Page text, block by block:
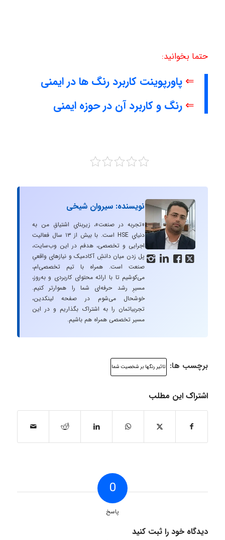
حتما بخوانید:
⇐ پاورپوینت کاربرد رنگ ها در ایمنی
⇐ رنگ و کاربرد آن در حوزه ایمنی
   
نویسنده: سیروان شیخی
«تجربه در صنعت»، زیربنایِ اشتیاقِ من به
دنیایِ HSE است. با بیش از ۱۳ سال فعالیت
اجرایی و تخصصی، هدفم در این وب‌سایت،
پل زدن میان دانشِ آکادمیک و نیازهای واقعیِ
صنعت است. همراه با تیم تخصصی‌ام،
می‌کوشیم تا با ارائه محتوای کاربردی و به‌روز،
مسیرِ رشد حرفه‌ای شما را هموارتر کنیم.
خوشحال می‌شوم در صفحه لینکدین،
تجربیاتمان را به اشتراک بگذاریم و در این
مسیر تخصصی همراه هم باشیم.
برچسب ها: تاثیر رنگها بر شخصیت شما
اشتراک این مطلب
0
پاسخ
دیدگاه خود را ثبت کنید